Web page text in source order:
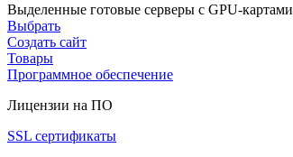
Выделенные готовые серверы с GPU-картами
Выбрать
Создать сайт
Товары
Программное обеспечение
Лицензии на ПО
SSL сертификаты